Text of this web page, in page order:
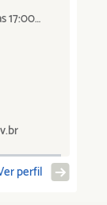
17:00
perfil